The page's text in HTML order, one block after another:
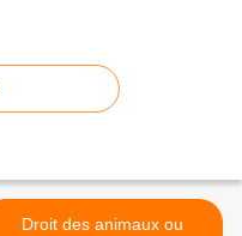
Droit des animaux ou